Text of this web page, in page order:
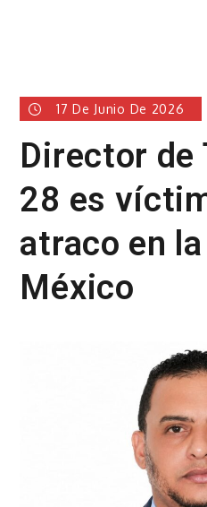
17 De Junio De 2026
Director de
28 es
atraco en
México